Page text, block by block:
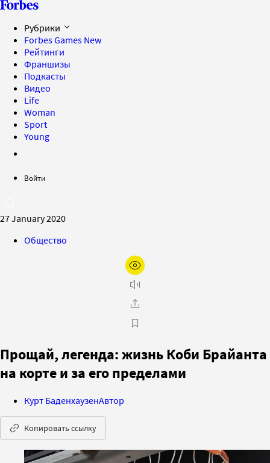
Рубрики
Forbes Games New
Рейтинги
Франшизы
Подкасты
Видео
Life
Woman
Sport
Young
Войти
27 January 2020
Общество
Прощай, легенда: жизнь Коби Брайанта
на корте и за его пределами
Курт БаденхаузенАвтор
Копировать ссылку